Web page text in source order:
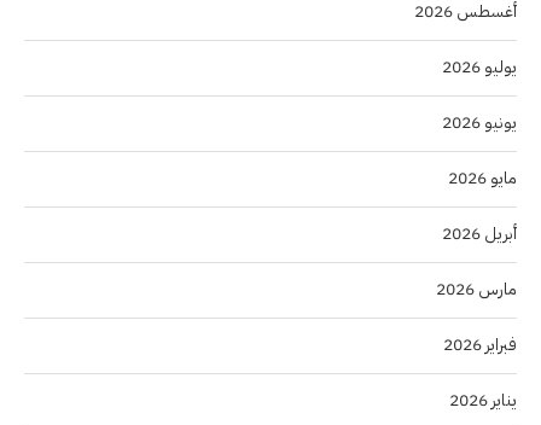
أغسطس 2026
يوليو 2026
يونيو 2026
مايو 2026
أبريل 2026
مارس 2026
فبراير 2026
يناير 2026